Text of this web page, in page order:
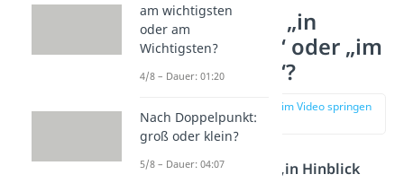
Schreibst du „in
Hinblick auf“ oder „im
Hinblick auf“?
zur Stelle im Video springen
(00:12)
Du kannst sowohl „in Hinblick
am wichtigsten
oder am
Wichtigsten?
4/8 – Dauer: 01:20
Nach Doppelpunkt:
groß oder klein?
5/8 – Dauer: 04:07